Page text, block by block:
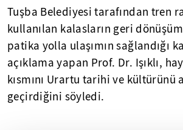
Tuşba Belediyesi tarafından tren
kullanılan kalasların geri
patika yolla ulaşımın sağlandığı
açıklama yapan Prof. Dr. Işıklı,
kısmını Urartu tarihi ve kültürünü
geçirdiğini söyledi.